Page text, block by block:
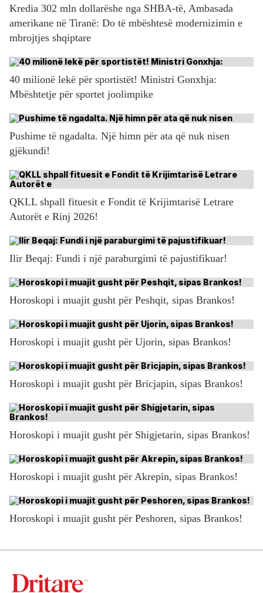
Kredia 302 mln dollarëshe nga SHBA-të, Ambasada
amerikane në Tiranë: Do të mbështesë modernizimin e
mbrojtjes shqiptare
40 milionë lekë për sportistët! Ministri Gonxhja:
Mbështetje për sportet joolimpike
Pushime të ngadalta. Një himn për ata që nuk nisen
gjëkundi!
QKLL shpall fituesit e Fondit të Krijimtarisë Letrare
Autorët e Rinj 2026!
Ilir Beqaj: Fundi i një paraburgimi të pajustifikuar!
Horoskopi i muajit gusht për Peshqit, sipas Brankos!
Horoskopi i muajit gusht për Ujorin, sipas Brankos!
Horoskopi i muajit gusht për Bricjapin, sipas Brankos!
Horoskopi i muajit gusht për Shigjetarin, sipas Brankos!
Horoskopi i muajit gusht për Akrepin, sipas Brankos!
Horoskopi i muajit gusht për Peshoren, sipas Brankos!